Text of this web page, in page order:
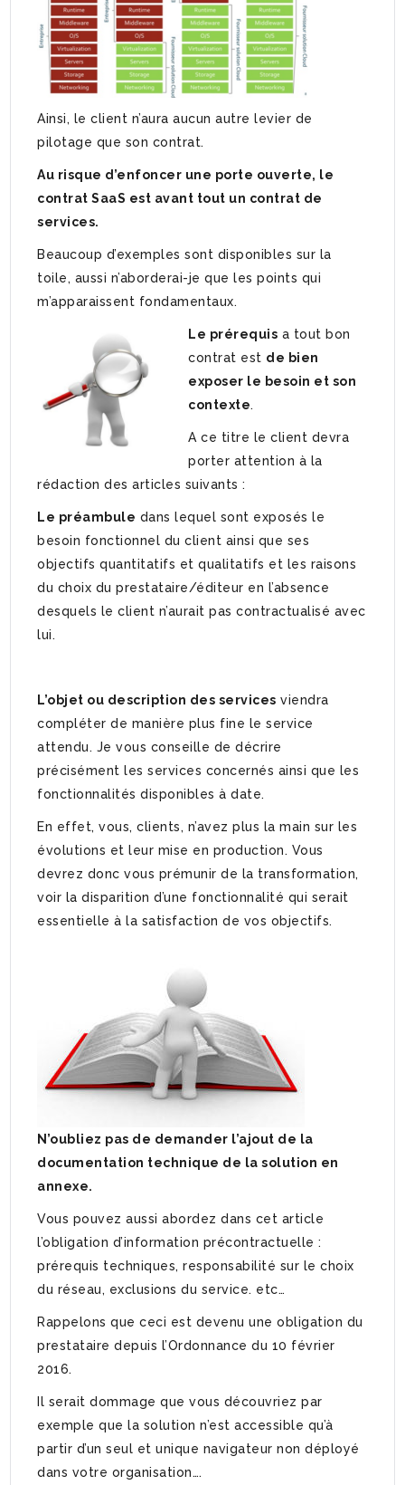
Ainsi, le client n’aura aucun autre levier de
pilotage que son contrat.
Au risque d’enfoncer une porte ouverte, le
contrat SaaS est avant tout un contrat de
services.
Beaucoup d’exemples sont disponibles sur la
toile, aussi n’aborderai-je que les points qui
m’apparaissent fondamentaux.
Le prérequis a tout bon
contrat est de bien
exposer le besoin et son
contexte.
A ce titre le client devra
porter attention à la
rédaction des articles suivants :
Le préambule dans lequel sont exposés le
besoin fonctionnel du client ainsi que ses
objectifs quantitatifs et qualitatifs et les raisons
du choix du prestataire/éditeur en l’absence
desquels le client n’aurait pas contractualisé avec
lui.
L’objet ou description des services viendra
compléter de manière plus fine le service
attendu. Je vous conseille de décrire
précisément les services concernés ainsi que les
fonctionnalités disponibles à date.
En effet, vous, clients, n’avez plus la main sur les
évolutions et leur mise en production. Vous
devrez donc vous prémunir de la transformation,
voir la disparition d’une fonctionnalité qui serait
essentielle à la satisfaction de vos objectifs.
N’oubliez pas de demander l’ajout de la
documentation technique de la solution en
annexe.
Vous pouvez aussi abordez dans cet article
l’obligation d’information précontractuelle :
prérequis techniques, responsabilité sur le choix
du réseau, exclusions du service. etc…
Rappelons que ceci est devenu une obligation du
prestataire depuis l’Ordonnance du 10 février
2016.
Il serait dommage que vous découvriez par
exemple que la solution n’est accessible qu’à
partir d’un seul et unique navigateur non déployé
dans votre organisation….